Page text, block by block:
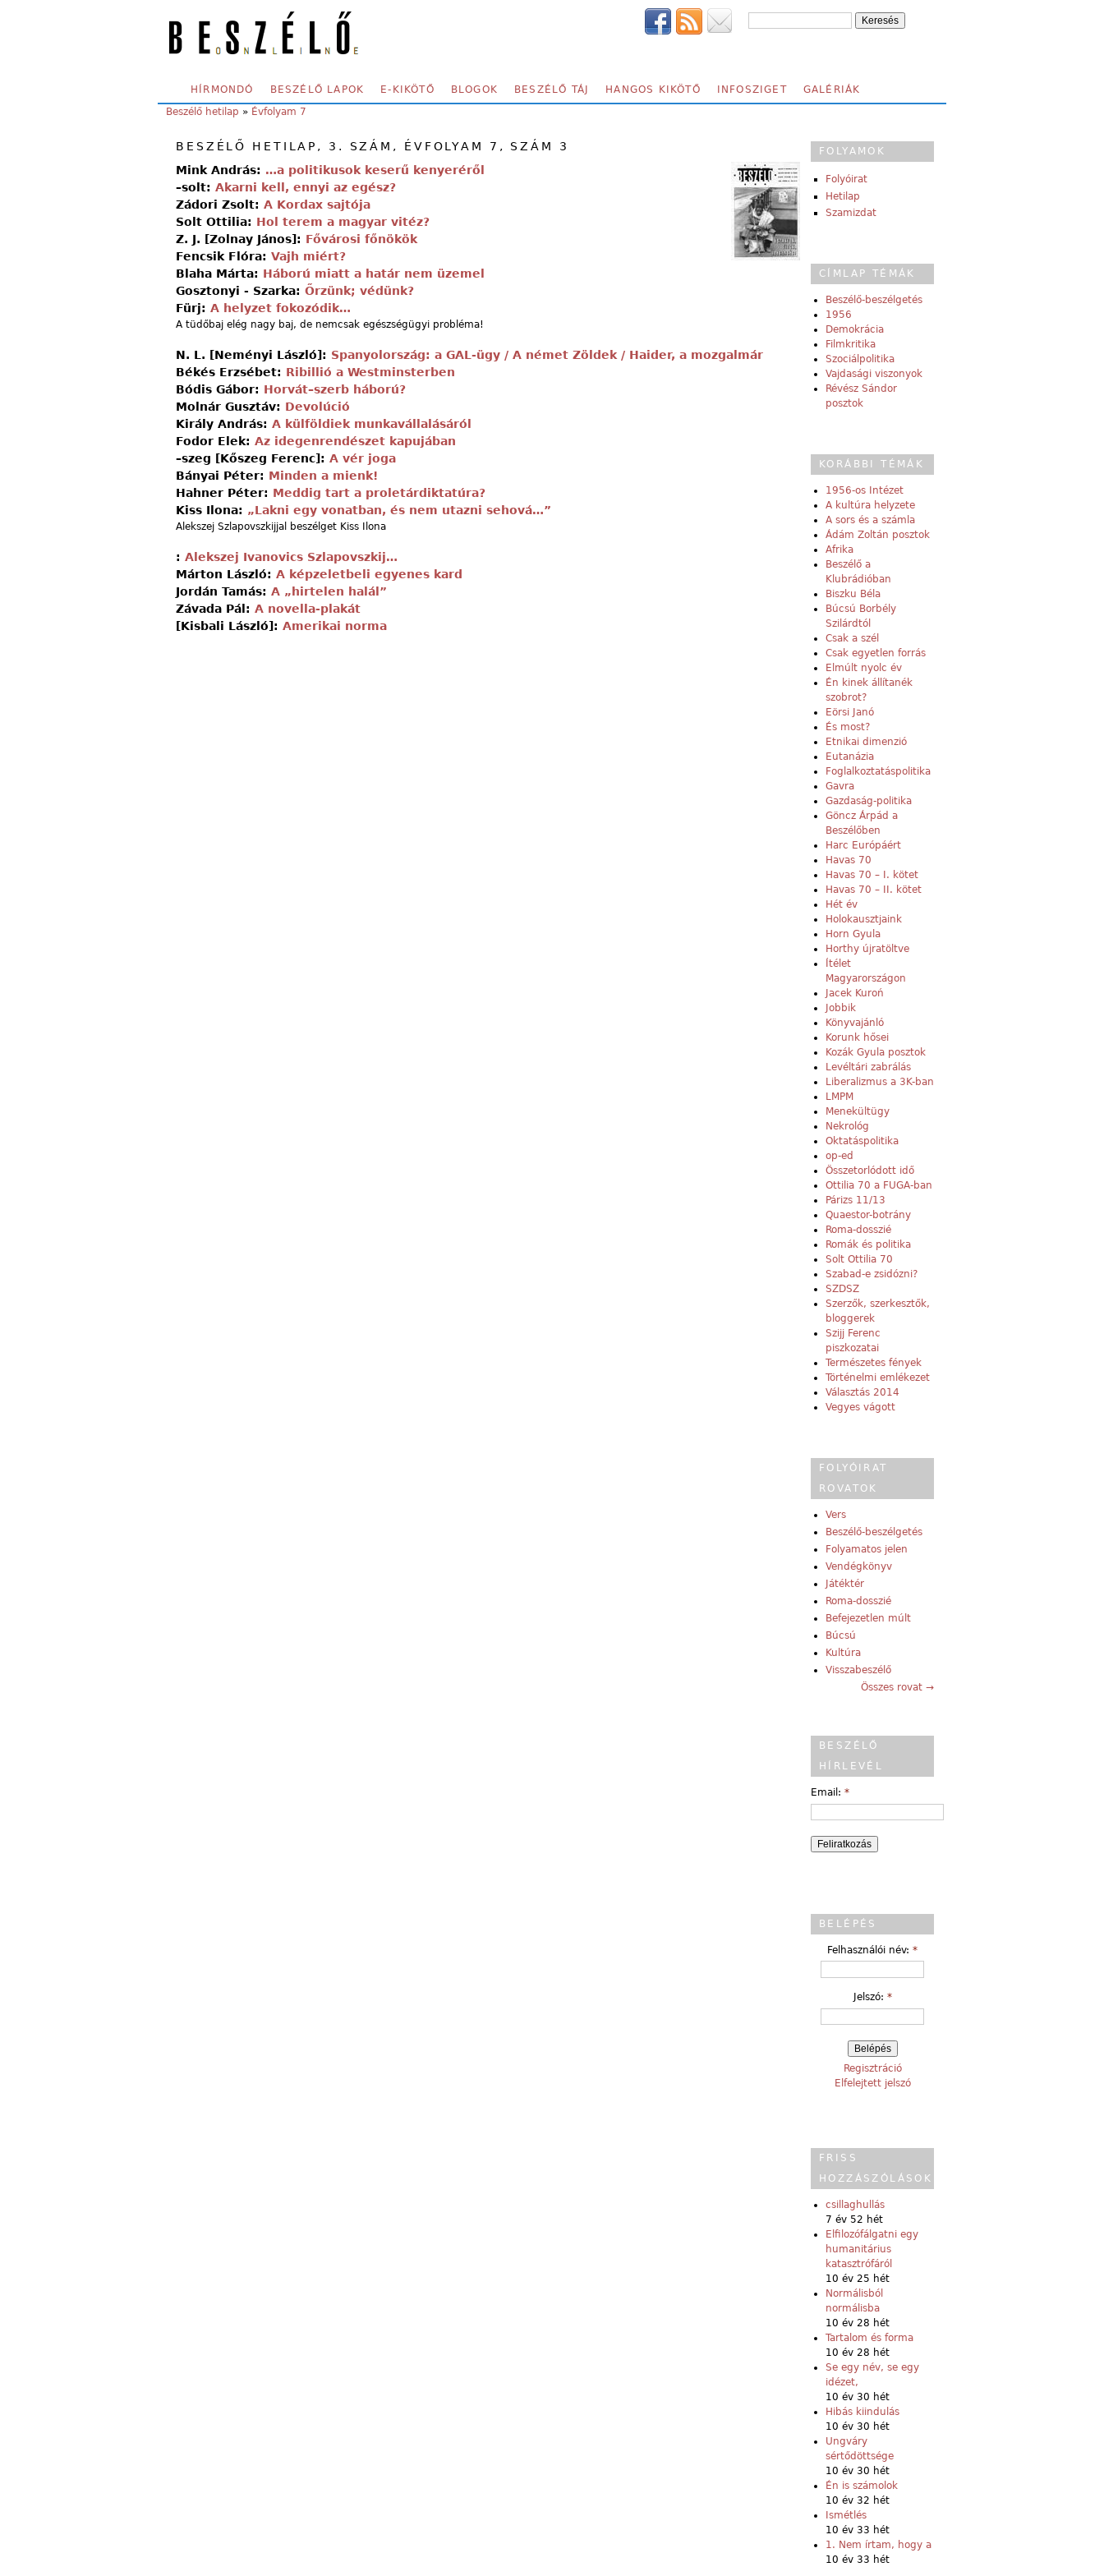
SECONDARY MENU
HÍRMONDÓ BESZÉLŐ LAPOK E-KIKÖTŐ BLOGOK BESZÉLŐ TÁJ HANGOS KIKÖTŐ INFOSZIGET GALÉRIÁK
YOU ARE HERE:
Beszélő hetilap » Évfolyam 7
BESZÉLŐ HETILAP, 3. SZÁM, ÉVFOLYAM 7, SZÁM 3
Mink András: …a politikusok keserű kenyeréről
–solt: Akarni kell, ennyi az egész?
Zádori Zsolt: A Kordax sajtója
Solt Ottilia: Hol terem a magyar vitéz?
Z. J. [Zolnay János]: Fővárosi főnökök
Fencsik Flóra: Vajh miért?
Blaha Márta: Háború miatt a határ nem üzemel
Gosztonyi - Szarka: Őrzünk; védünk?
Fürj: A helyzet fokozódik…
A tüdőbaj elég nagy baj, de nemcsak egészségügyi probléma!
N. L. [Neményi László]: Spanyolország: a GAL-ügy / A német Zöldek / Haider, a mozgalmár
Békés Erzsébet: Ribillió a Westminsterben
Bódis Gábor: Horvát–szerb háború?
Molnár Gusztáv: Devolúció
Király András: A külföldiek munkavállalásáról
Fodor Elek: Az idegen­rendészet kapujában
–szeg [Kőszeg Ferenc]: A vér joga
Bányai Péter: Minden a mienk!
Hahner Péter: Meddig tart a proletárdiktatúra?
Kiss Ilona: „Lakni egy vonatban, és nem utazni sehová…”
Alekszej Szlapovszkijjal beszélget Kiss Ilona
: Alekszej Ivanovics Szlapovszkij…
Márton László: A képzeletbeli egyenes kard
Jordán Tamás: A „hirtelen halál”
Závada Pál: A novella-plakát
[Kisbali László]: Amerikai norma
FOLYAMOK
Folyóirat
Hetilap
Szamizdat
CÍMLAP TÉMÁK
Beszélő-beszélgetés
1956
Demokrácia
Filmkritika
Szociálpolitika
Vajdasági viszonyok
Révész Sándor
posztok
KORÁBBI TÉMÁK
1956-os Intézet
A kultúra helyzete
A sors és a számla
Ádám Zoltán posztok
Afrika
Beszélő a
Klubrádióban
Biszku Béla
Búcsú Borbély
Szilárdtól
Csak a szél
Csak egyetlen forrás
Elmúlt nyolc év
Én kinek állítanék
szobrot?
Eörsi Janó
És most?
Etnikai dimenzió
Eutanázia
Foglalkoztatáspolitika
Gavra
Gazdaság-politika
Göncz Árpád a
Beszélőben
Harc Európáért
Havas 70
Havas 70 – I. kötet
Havas 70 – II. kötet
Hét év
Holokausztjaink
Horn Gyula
Horthy újratöltve
Ítélet
Magyarországon
Jacek Kuroń
Jobbik
Könyvajánló
Korunk hősei
Kozák Gyula posztok
Levéltári zabrálás
Liberalizmus a 3K-ban
LMPM
Menekültügy
Nekrológ
Oktatáspolitika
op-ed
Összetorlódott idő
Ottilia 70 a FUGA-ban
Párizs 11/13
Quaestor-botrány
Roma-dosszié
Romák és politika
Solt Ottilia 70
Szabad-e zsidózni?
SZDSZ
Szerzők, szerkesztők,
bloggerek
Szijj Ferenc
piszkozatai
Természetes fények
Történelmi emlékezet
Választás 2014
Vegyes vágott
FOLYÓIRAT
ROVATOK
Vers
Beszélő-beszélgetés
Folyamatos jelen
Vendégkönyv
Játéktér
Roma-dosszié
Befejezetlen múlt
Búcsú
Kultúra
Visszabeszélő
Összes rovat →
BESZÉLŐ
HÍRLEVÉL
Email: *
BELÉPÉS
Felhasználói név: *
Jelszó: *
Regisztráció
Elfelejtett jelszó
FRISS
HOZZÁSZÓLÁSOK
csillaghullás
7 év 52 hét
Elfilozófálgatni egy
humanitárius
katasztrófáról
10 év 25 hét
Normálisból
normálisba
10 év 28 hét
Tartalom és forma
10 év 28 hét
Se egy név, se egy
idézet,
10 év 30 hét
Hibás kiindulás
10 év 30 hét
Ungváry
sértődöttsége
10 év 30 hét
Én is számolok
10 év 32 hét
Ismétlés
10 év 33 hét
1. Nem írtam, hogy a
10 év 33 hét